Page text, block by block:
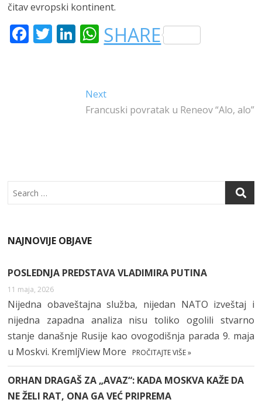
čitav evropski kontinent.
F T LI
DI
W
H
T
S
SHARE
NextNext
post:
Francuski povratak u Reneov “Alo, alo”
Search
NAJNOVIJE OBJAVE
POSLEDNJA PREDSTAVA VLADIMIRA PUTINA
11 maja, 2026
Nijedna obaveštajna služba, nijedan NATO izveštaj i
nijedna zapadna analiza nisu toliko ogolili stvarno
stanje današnje Rusije kao ovogodišnja parada 9. maja
u Moskvi. KremljView More
PROČITAJTE VIŠE »
ORHAN DRAGAŠ ZA „AVAZ“: KADA MOSKVA KAŽE DA
NE ŽELI RAT, ONA GA VEĆ PRIPREMA